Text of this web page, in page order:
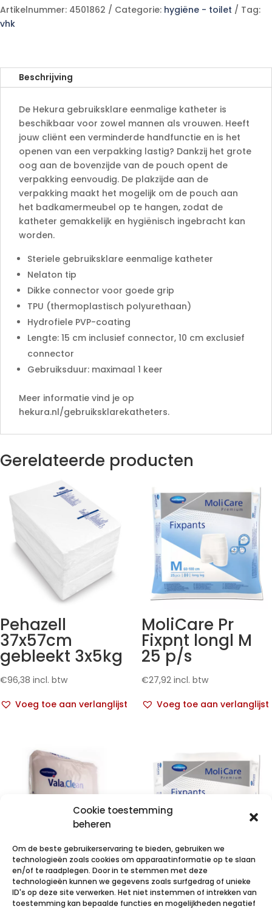
Cookie toestemming
beheren
Om de beste gebruikerservaring te bieden, gebruiken we
technologieën zoals cookies om apparaatinformatie op te slaan
en/of te raadplegen. Door in te stemmen met deze
technologieën kunnen we gegevens zoals surfgedrag of unieke
ID's op deze site verwerken. Het niet instemmen of intrekken van
toestemming kan bepaalde functies en mogelijkheden negatief
r
n
e
Artikelnummer: 4501862 Categorie: hygiëne - toilet
Tag:
vhk
Beschrijving
De Hekura gebruiksklare eenmalige katheter is
beschikbaar voor zowel mannen als vrouwen. Heeft
jouw cliënt een verminderde handfunctie en is het
openen van een verpakking lastig? Dankzij het grote
oog aan de bovenzijde van de pouch opent de
verpakking eenvoudig. De plakzijde aan de
verpakking maakt het mogelijk om de pouch aan
het badkamermeubel op te hangen, zodat de
katheter gemakkelijk en hygiënisch ingebracht kan
worden.
Steriele gebruiksklare eenmalige katheter
Nelaton tip
Dikke connector voor goede grip
TPU (thermoplastisch polyurethaan)
Hydrofiele PVP-coating
Lengte: 15 cm inclusief connector, 10 cm exclusief
connector
Gebruiksduur: maximaal 1 keer
Meer informatie vind je op
hekura.nl/gebruiksklarekatheters.
Gerelateerde producten
Pehazell
37x57cm
gebleekt 3x5kg
€96,38 incl. btw
Voeg toe aan verlanglijst
MoliCare Pr
Fixpnt longl M
25 p/s
€27,92 incl. btw
Voeg toe aan verlanglijst
ValaClean soft MoliCare Pr